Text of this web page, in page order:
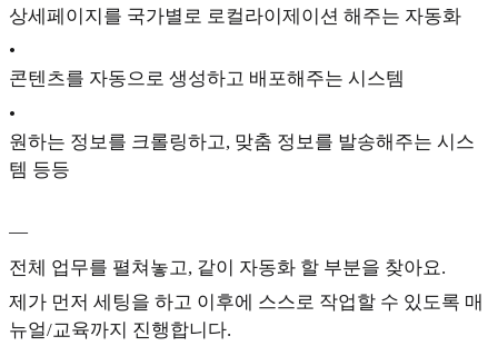
상세페이지를 국가별로 로컬라이제이션 해주는 자동화
•
콘텐츠를 자동으로 생성하고 배포해주는 시스템
•
원하는 정보를 크롤링하고, 맞춤 정보를 발송해주는 시스
템 등등
—
전체 업무를 펼쳐놓고, 같이 자동화 할 부분을 찾아요.
제가 먼저 세팅을 하고 이후에 스스로 작업할 수 있도록 매
뉴얼/교육까지 진행합니다.